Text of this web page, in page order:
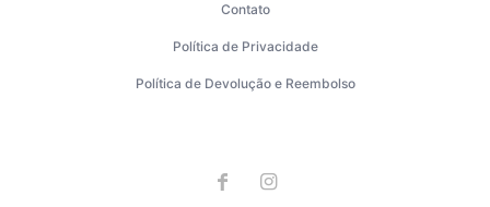
Contato
Política de Privacidade
Política de Devolução e Reembolso